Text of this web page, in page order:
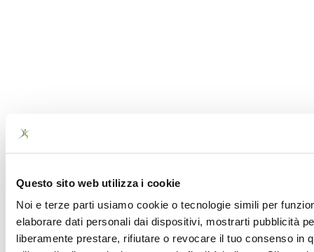
Questo sito web utilizza i cookie
Noi e terze parti usiamo cookie o tecnologie simili per
elaborare dati personali dai dispositivi, mostrarti pubblicità
liberamente prestare, rifiutare o revocare il tuo consenso